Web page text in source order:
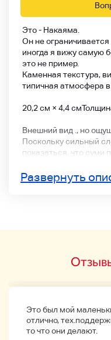
Это - Накаяма.
Он не
иногда я вижу самую
это не пример.
Каменная текстура,
типичная атмосфера
20,2 см × 4,4 см
Внешний вид ., но
Поскольку сильный
показаться, что суми
Ожидается, что
будет
Существует
Развернуть
Это был мой
отлично,
то что они делают.